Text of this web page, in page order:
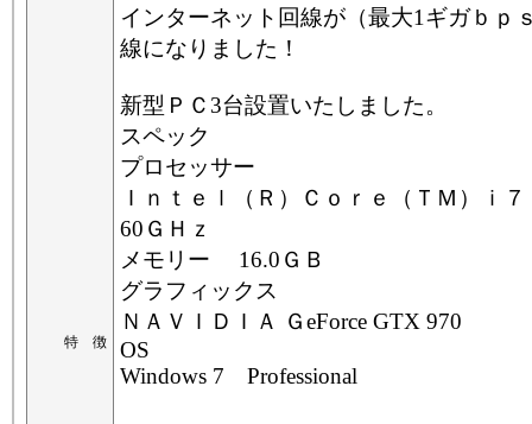
特 徴
インターネット回線が（最大1ギガｂｐ
線になりました！
新型ＰＣ3台設置いたしました。
スペック
プロセッサー
Ｉｎｔｅｌ（Ｒ）Ｃｏｒｅ（ＴＭ）ｉ
60ＧＨｚ
メモリー 16.0ＧＢ
グラフィックス
ＮＡＶＩＤＩＡ ＧeForce GTX 970
OS
Windows 7 Professional